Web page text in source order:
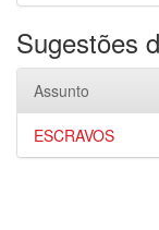
Sugestões
Assunto
ESCRAVOS